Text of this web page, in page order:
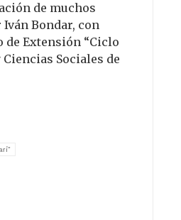
de muchos
Bondar, con
de Extensión “Ciclo
Sociales de